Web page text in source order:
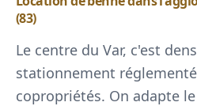
(83)
Le centre du Var, c'est
stationnement
copropriétés. On adapte